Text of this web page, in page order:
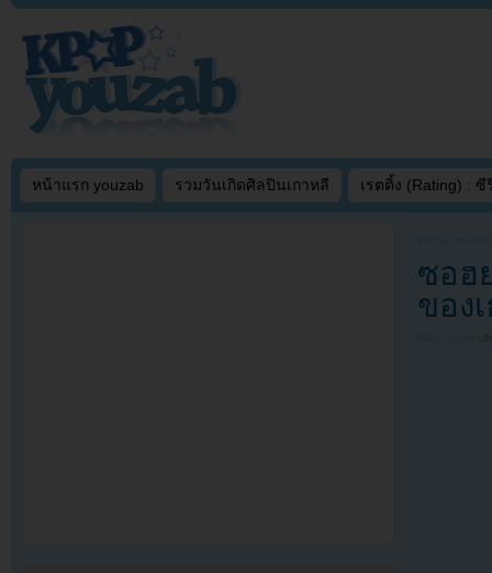
หน้าแรก youzab รวมวันเกิดศิลปินเกาหลี เรตติ้ง (Rating) : ซี
ซอฮ
ของ